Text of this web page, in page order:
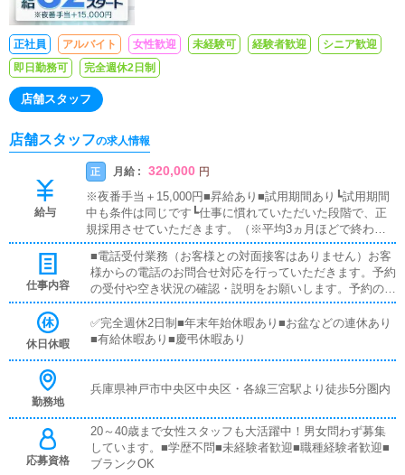
正社員 アルバイト 女性歓迎 未経験可 経験者歓迎
シニア歓迎
即日勤務可
完全週休2日制
店舗スタッフ
店舗スタッフの求人情報
給与
正 月給 : 320,000 円
※夜番手当＋15,000円■昇給あり■試用期間あり┗試用期間
中も条件は同じです┗仕事に慣れていただいた段階で、正
規採用させていただきます。（※平均3ヵ月ほどで終わら
れる方が多いです。）■日払い可■通勤交通費支給
仕事内容
■電話受付業務（お客様との対面接客はありません）お客
様からの電話のお問合せ対応を行っていただきます。予約
の受付や空き状況の確認・説明をお願いします。予約の確
定後はキャストやドライバーに通達します。簡単なマニュ
アルや先輩スタッフに気軽に聞ける環境ですので、未経験
でも安心して働けます。■キャスト管理お店で働いていた
行っていただきます。■PC更新業務ヘブンネットなど、ポ
す。キャストの出勤情報やイベント、求人ブログの作成と
なります。基本的にはボタンを押すだけや、ブログの更新
時に簡単に文字が入力出来れば問題ありません。PCが苦
手な人でも簡単にできます。■清掃・備品管理お客様やキ
休日休暇
✅完全週休2日制■年末年始休暇あり■お盆などの連休あり
■有給休暇あり■慶弔休暇あり
勤務地
兵庫県神戸市中央区中央区・各線三宮駅より徒歩5分圏内
応募資格
20～40歳まで女性スタッフも大活躍中！男女問わず募集
しています。■学歴不問■未経験者歓迎■職種経験者歓迎■
ブランクOK